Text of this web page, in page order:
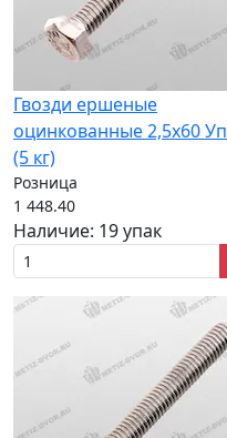
Гвозди ершеные
оцинкованные 2,5x60 Уп
(5 кг)
Розница
1 448.40
Наличие: 19 упак